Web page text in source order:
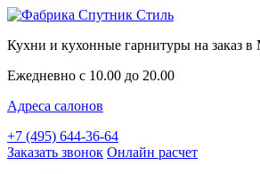
Кухни и кухонные гарнитуры на заказ в
Ежедневно с 10.00 до 20.00
Адреса салонов
+7 (495) 644-36-64
Заказать звонок Онлайн расчет